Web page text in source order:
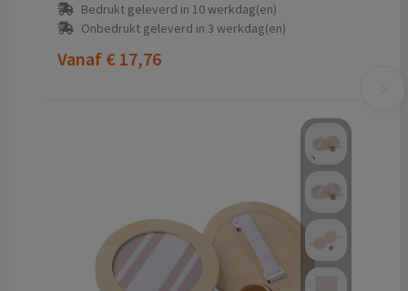
Bedrukt geleverd in 10 werkdag(en)
Onbedrukt geleverd in 3 werkdag(en)
Vanaf € 17,76